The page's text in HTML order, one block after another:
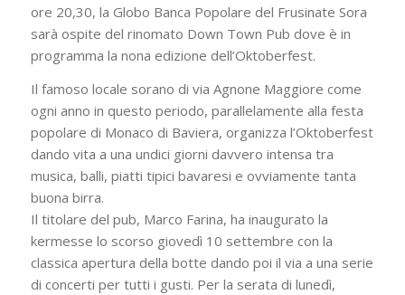
ore 20,30, la Globo Banca Popolare del Frusinate Sora
sarà ospite del rinomato Down Town Pub dove è in
programma la nona edizione dell’Oktoberfest.
Il famoso locale sorano di via Agnone Maggiore come
ogni anno in questo periodo, parallelamente alla festa
popolare di Monaco di Baviera, organizza l’Oktoberfest
dando vita a una undici giorni davvero intensa tra
musica, balli, piatti tipici bavaresi e ovviamente tanta
buona birra.
Il titolare del pub, Marco Farina, ha inaugurato la
kermesse lo scorso giovedì 10 settembre con la
classica apertura della botte dando poi il via a una serie
di concerti per tutti i gusti. Per la serata di lunedì,